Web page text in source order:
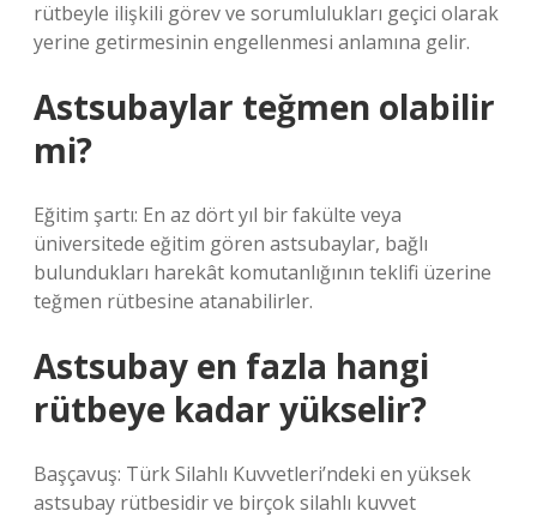
rütbeyle ilişkili görev ve sorumlulukları geçici olarak
yerine getirmesinin engellenmesi anlamına gelir.
Astsubaylar teğmen olabilir
mi?
Eğitim şartı: En az dört yıl bir fakülte veya
üniversitede eğitim gören astsubaylar, bağlı
bulundukları harekât komutanlığının teklifi üzerine
teğmen rütbesine atanabilirler.
Astsubay en fazla hangi
rütbeye kadar yükselir?
Başçavuş: Türk Silahlı Kuvvetleri’ndeki en yüksek
astsubay rütbesidir ve birçok silahlı kuvvet